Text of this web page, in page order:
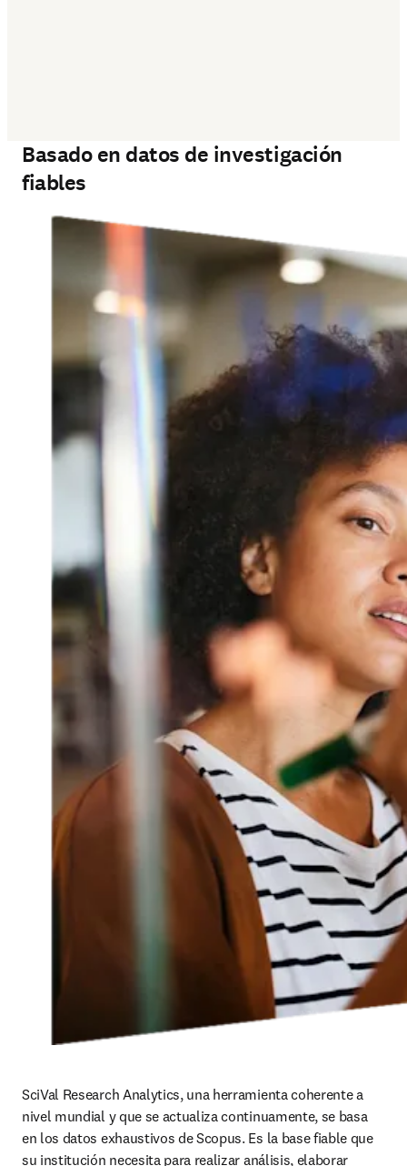
Basado en datos de investigación
fiables
SciVal Research Analytics, una herramienta coherente a
nivel mundial y que se actualiza continuamente, se basa
en los datos exhaustivos de Scopus. Es la base fiable que
su institución necesita para realizar análisis, elaborar